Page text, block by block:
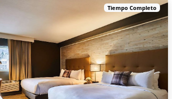
Tiempo Completo